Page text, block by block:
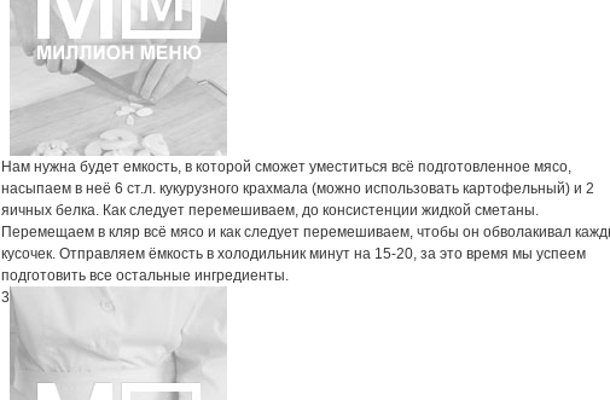
Нам нужна будет емкость, в которой сможет уместиться всё подготовленное мясо,
насыпаем в неё 6 ст.л. кукурузного крахмала (можно использовать картофельный) и 2
яичных белка. Как следует перемешиваем, до консистенции жидкой сметаны.
Перемещаем в кляр всё мясо и как следует перемешиваем, чтобы он обволакивал
кусочек. Отправляем ёмкость в холодильник минут на 15-20, за это время мы успеем
подготовить все остальные ингредиенты.
3